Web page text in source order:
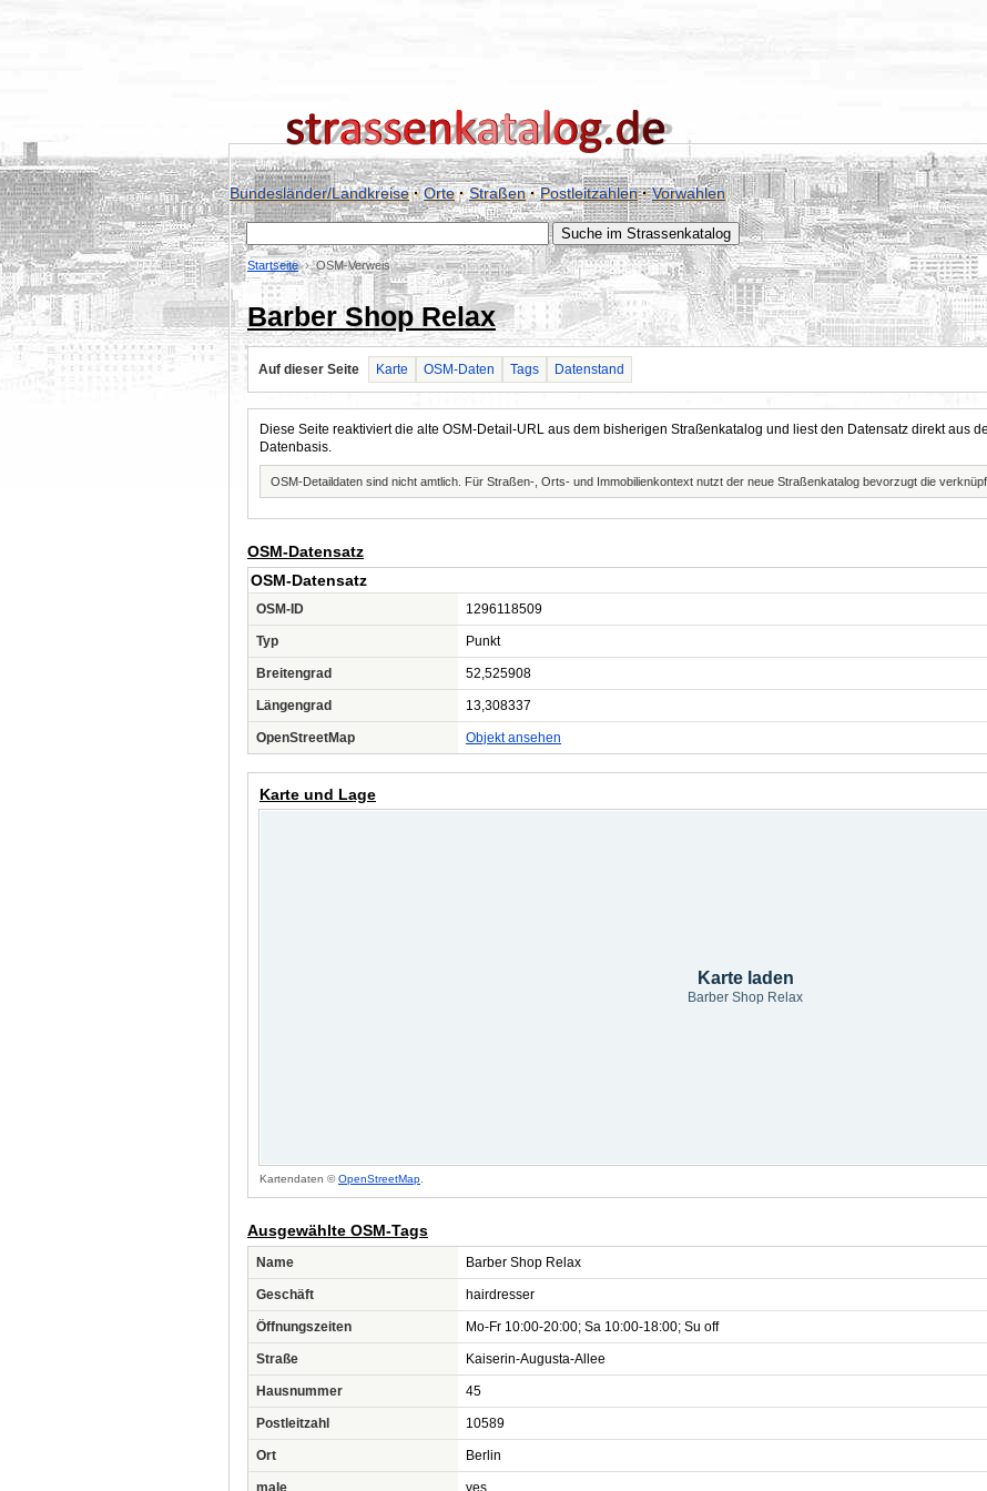
Bundesländer/Landkreise·Orte·Straßen·Postleitzahlen·Vorwahlen
Startseite OSM-Verweis
Barber Shop Relax
Auf dieser Seite Karte OSM-Daten Tags Datenstand
Diese Seite reaktiviert die alte OSM-Detail-URL aus dem bisherigen Straßenkatalog und liest den Datensatz direkt aus
Datenbasis.
OSM-Detaildaten sind nicht amtlich. Für Straßen-, Orts- und Immobilienkontext nutzt der neue Straßenkatalog bevorzugt die
OSM-Datensatz
OSM-Datensatz
OSM-ID 1296118509
Typ Punkt
Breitengrad 52,525908
Längengrad 13,308337
OpenStreetMap Objekt ansehen
Karte und Lage
Karte laden
Barber Shop Relax
Kartendaten ©OpenStreetMap
Ausgewählte OSM-Tags
Name Barber Shop Relax
Geschäft hairdresser
Öffnungszeiten Mo-Fr 10:00-20:00; Sa 10:00-18:00; Su off
Straße Kaiserin-Augusta-Allee
Hausnummer 45
Postleitzahl 10589
Ort Berlin
male yes